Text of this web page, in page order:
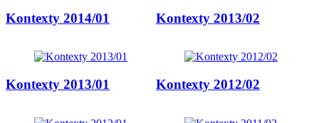
Kontexty 2014/01 Kontexty 2013/02
Kontexty 2013/01 Kontexty 2012/02